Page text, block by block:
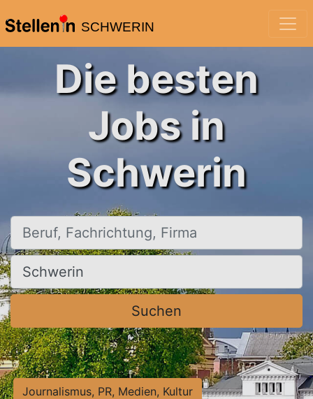
SCHWERIN
Die besten
Jobs in
Schwerin
Beruf, Fachrichtung, Firma
Ort, Stadt
Suchen
Journalismus, PR, Medien, Kultur